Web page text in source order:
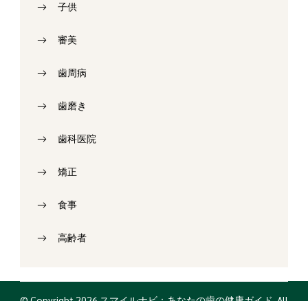
子供
審美
歯周病
歯磨き
歯科医院
矯正
食事
高齢者